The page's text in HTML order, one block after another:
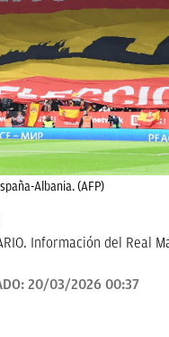
Albania. (AFP)
Información del Real
20/03/2026 00:37